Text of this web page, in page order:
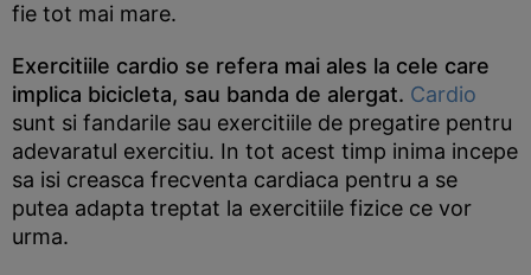
fie tot mai mare.
Exercitiile cardio se refera mai ales la cele care
implica bicicleta, sau banda de alergat. Cardio
sunt si fandarile sau exercitiile de pregatire pentru
adevaratul exercitiu. In tot acest timp inima incepe
sa isi creasca frecventa cardiaca pentru a se
putea adapta treptat la exercitiile fizice ce vor
urma.